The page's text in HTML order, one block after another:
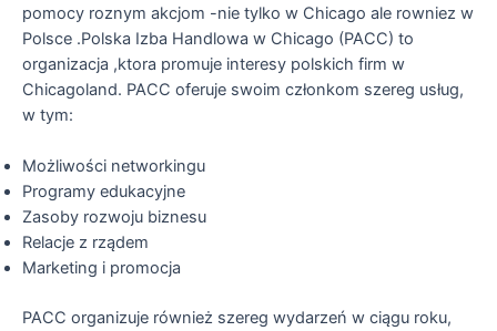
pomocy roznym akcjom -nie tylko w Chicago ale rowniez w
Polsce .Polska Izba Handlowa w Chicago (PACC) to
organizacja ,ktora promuje interesy polskich firm w
Chicagoland. PACC oferuje swoim członkom szereg usług,
w tym:
Możliwości networkingu
Programy edukacyjne
Zasoby rozwoju biznesu
Relacje z rządem
Marketing i promocja
PACC organizuje również szereg wydarzeń w ciągu roku,